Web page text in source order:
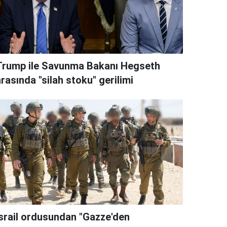
ile Savunma Bakanı Hegseth
"silah stoku" gerilimi
ordusundan "Gazze'den